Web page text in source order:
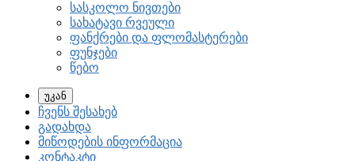
სასკოლო ნივთები
სახატავი რვეული
ფანქრები და ფლომასტერები
ფუნჯები
წებო
უკან
ჩვენს შესახებ
გადახდა
მიწოდების ინფორმაცია
კონტაკტი